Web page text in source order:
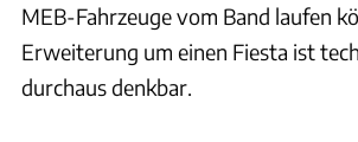
MEB-Fahrzeuge vom Band laufen
Erweiterung um einen Fiesta ist
durchaus denkbar.